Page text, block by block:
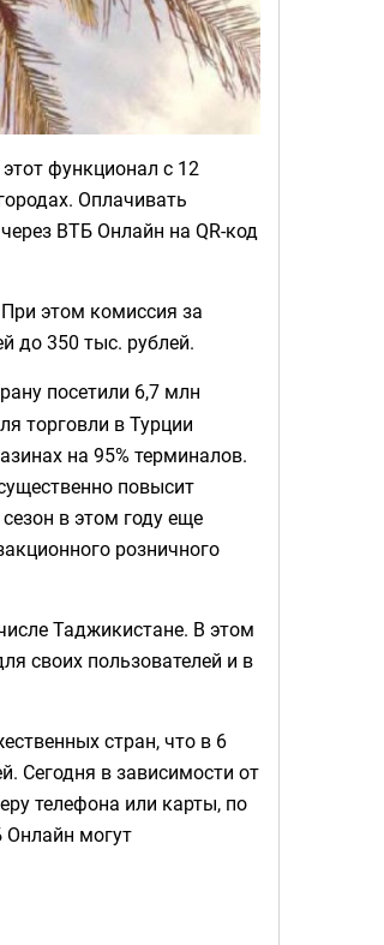
функционал с 12
Оплачивать
ВТБ Онлайн на QR-код
этом комиссия за
до 350 тыс. рублей.
посетили 6,7 млн
торговли в Турции
на 95% терминалов.
повысит
в этом году еще
розничного
Таджикистане. В этом
своих пользователей и в
стран, что в 6
Сегодня в зависимости от
телефона или карты, по
Онлайн могут